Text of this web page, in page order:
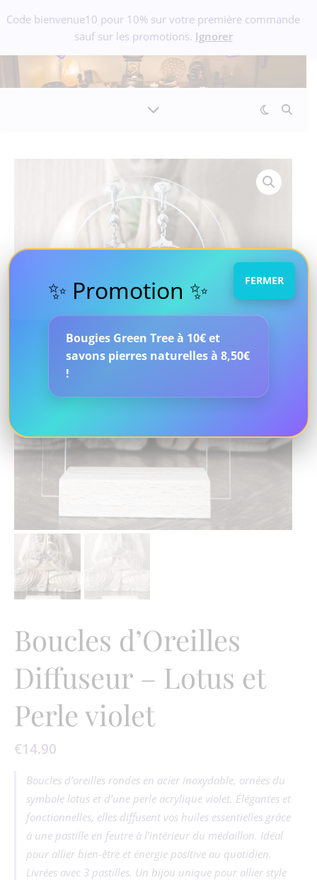
Code bienvenue10 pour 10% sur votre première commande
sauf sur les promotions. Ignorer
Boucles d’Oreilles
Diffuseur – Lotus et
Perle violet
€14.90
Boucles d’oreilles rondes en acier inoxydable, ornées du
symbole lotus et d’une perle acrylique violet. Élégantes et
fonctionnelles, elles diffusent vos huiles essentielles grâce
à une pastille en feutre à l’intérieur du médaillon. Idéal
pour allier bien-être et énergie positive au quotidien.
Livrées avec 3 pastilles. Un bijou unique pour allier style
✨ Promotion ✨
Bougies Green Tree à 10€ et
savons pierres naturelles à 8,50€
!
FERMER